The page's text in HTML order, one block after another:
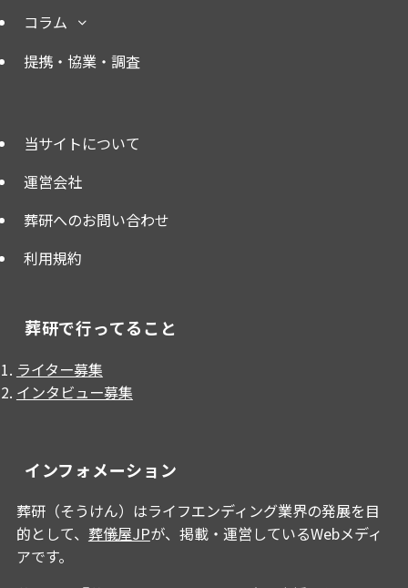
コラム
提携・協業・調査
当サイトについて
運営会社
葬研へのお問い合わせ
利用規約
葬研で行ってること
ライター募集
インタビュー募集
インフォメーション
葬研（そうけん）はライフエンディング業界の発展を目
的として、 葬儀屋JPが、掲載・運営しているWebメディ
アです。